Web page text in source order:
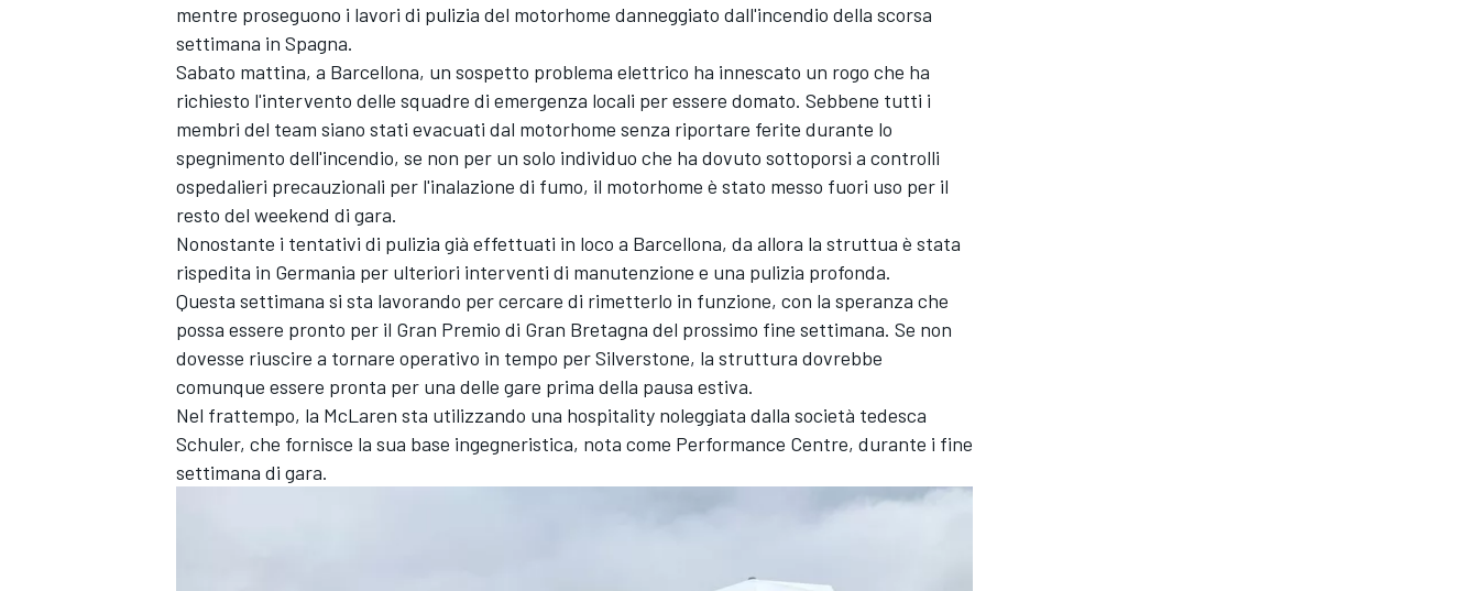
MONOPOSTO
mentre proseguono i lavori di pulizia del motorhome danneggiato dall'incendio della scorsa
settimana in Spagna.
Sabato mattina, a Barcellona, un sospetto problema elettrico ha innescato un rogo che ha
richiesto l'intervento delle squadre di emergenza locali per essere domato. Sebbene tutti i
membri del team siano stati evacuati dal motorhome senza riportare ferite durante lo
spegnimento dell'incendio, se non per un solo individuo che ha dovuto sottoporsi a controlli
ospedalieri precauzionali per l'inalazione di fumo, il motorhome è stato messo fuori uso per il
resto del weekend di gara.
Nonostante i tentativi di pulizia già effettuati in loco a Barcellona, da allora la struttua è stata
rispedita in Germania per ulteriori interventi di manutenzione e una pulizia profonda.
Questa settimana si sta lavorando per cercare di rimetterlo in funzione, con la speranza che
possa essere pronto per il Gran Premio di Gran Bretagna del prossimo fine settimana. Se non
dovesse riuscire a tornare operativo in tempo per Silverstone, la struttura dovrebbe
comunque essere pronta per una delle gare prima della pausa estiva.
Nel frattempo, la McLaren sta utilizzando una hospitality noleggiata dalla società tedesca
Schuler, che fornisce la sua base ingegneristica, nota come Performance Centre, durante i fine
settimana di gara.